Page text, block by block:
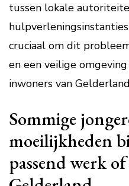
tussen lokale
cruciaal om dit
en een veilige
inwoners van
Sommige
moeilijkheden
passend werk